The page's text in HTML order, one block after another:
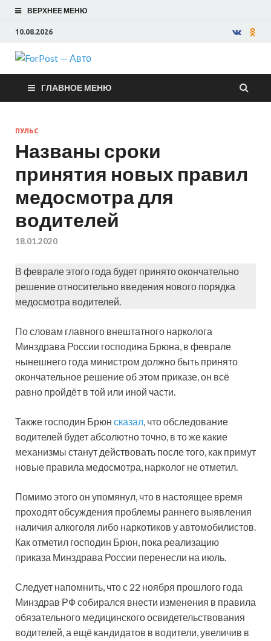
ВЕРХНЕЕ МЕНЮ
10.08.2026
ForPost —
Авто
ГЛАВНОЕ МЕНЮ
ПУЛЬС
Названы сроки
принятия новых правил
медосмотра для
водителей
18.01.2020
В феврале этого года будет принято окончательно
решение относительно введения нового порядка
медосмотра водителей.
По словам главного внештатного нарколога
Минздрава России господина Брюна, в феврале
нынешнего года министром должно быть принято
окончательное решение об этом приказе, он всё
равно пройдёт в той или иной части.
Также господин Брюн сказал, что обследование
водителей будет абсолютно точно, в то же какие
механизмы станут действовать после того, как примут
новые правила медосмотра, нарколог не отметил.
Помимо этого он упомянул, что в настоящее время
проходят обсуждения проблемы раннего выявления
наличия алкоголя либо наркотиков у автомобилистов.
Как отметил господин Брюн, пока реализацию
приказа Минздрава России перенесли на июль.
Следует напомнить, что с 22 ноября прошлого года
Минздрав РФ собирался внести изменения в правила
обязательного медицинского освидетельствования
водителей, а ещё кандидатов в водители, увеличив в